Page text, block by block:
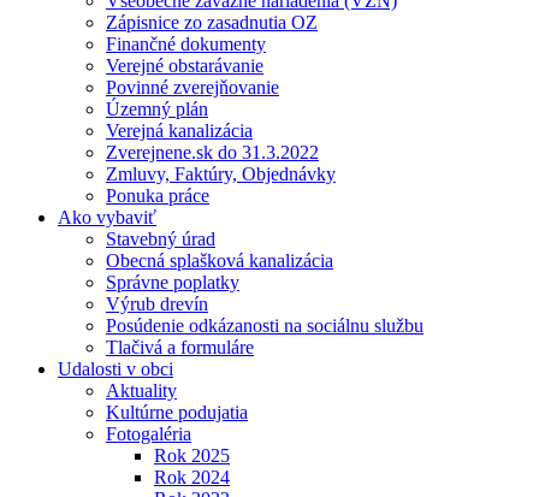
Zápisnice zo zasadnutia OZ
Finančné dokumenty
Verejné obstarávanie
Povinné zverejňovanie
Územný plán
Verejná kanalizácia
Zverejnene.sk do 31.3.2022
Zmluvy, Faktúry, Objednávky
Ponuka práce
Ako vybaviť
Stavebný úrad
Obecná splašková kanalizácia
Správne poplatky
Výrub drevín
Posúdenie odkázanosti na sociálnu službu
Tlačivá a formuláre
Udalosti v obci
Aktuality
Kultúrne podujatia
Fotogaléria
Rok 2025
Rok 2024